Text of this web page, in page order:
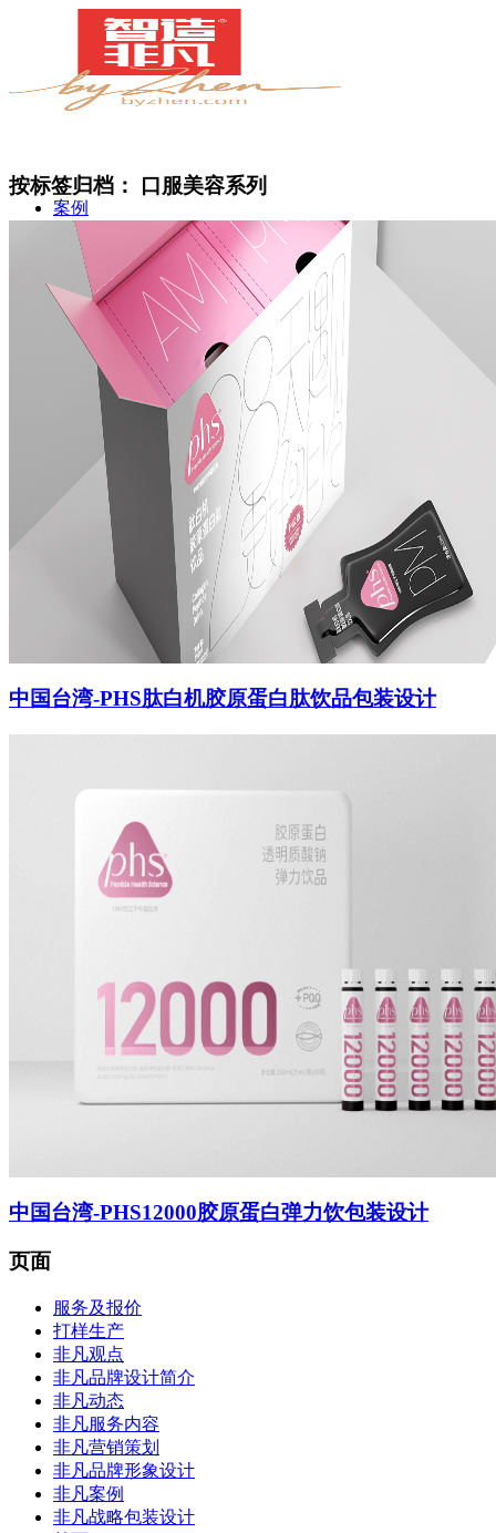
案例
简介
甄知灼见
菜单
按标签归档： 口服美容系列
中国台湾-PHS肽白机胶原蛋白肽饮品包装设计
中国台湾-PHS12000胶原蛋白弹力饮包装设计
页面
服务及报价
打样生产
非凡观点
非凡品牌设计简介
非凡动态
非凡服务内容
非凡营销策划
非凡品牌形象设计
非凡案例
非凡战略包装设计